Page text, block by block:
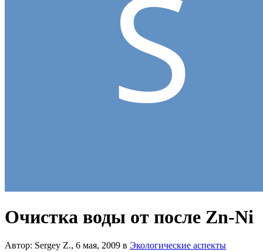
Очистка воды от после Zn-Ni
Автор: Sergey Z., 6 мая, 2009 в Экологические аспекты